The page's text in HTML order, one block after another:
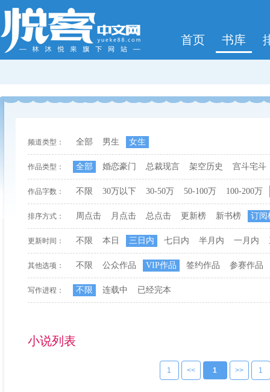
首页 书库
频道类型： 全部 男生 女生
作品类型： 全部 婚恋豪门 总裁现言 架空历史 宫斗宅斗
作品字数： 不限 30万以下 30-50万 50-100万 100-200万
排序方式： 周点击 月点击 总点击 更新榜 新书榜 订阅
更新时间： 不限 本日 三日内 七日内 半月内 一月内
其他选项： 不限 公众作品 VIP作品 签约作品 参赛作品
写作进程： 不限 连载中 已经完本
小说列表
1 << 1 >> 1